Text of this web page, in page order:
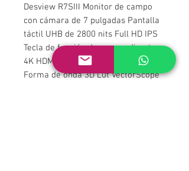
Desview R7SIII Monitor de campo
con cámara de 7 pulgadas Pantalla
táctil UHB de 2800 nits Full HD IPS
Tecla de función de acceso directo
4K HDMI con entrada/bucle 3G-SDI
Forma de onda 3D Lut VectorScope